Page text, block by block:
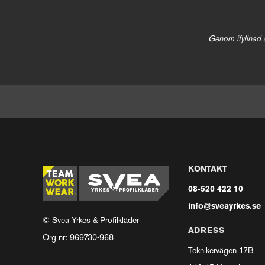
Genom ifyllnad
© Svea Yrkes & Profilkläder
Org nr: 969730-968
KONTAKT
08-520 422 10
info@sveayrkes.se
ADRESS
Teknikervägen 17B